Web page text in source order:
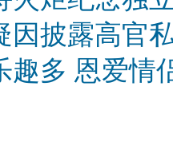
因披露高官
趣多 恩爱情